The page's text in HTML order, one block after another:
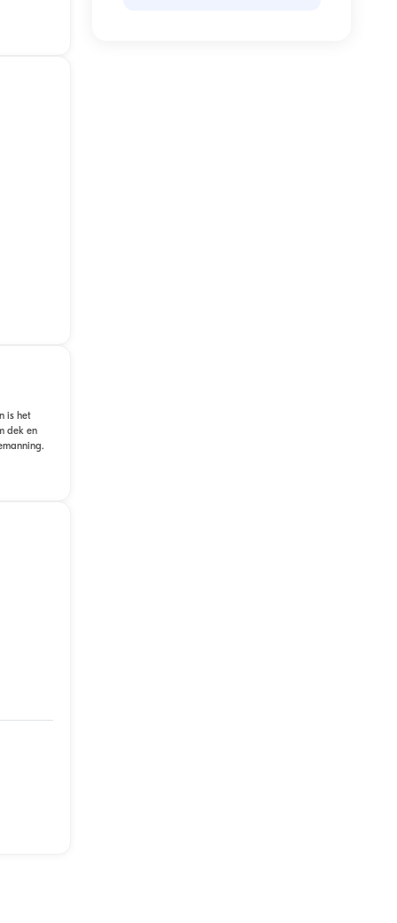
is het
dek en